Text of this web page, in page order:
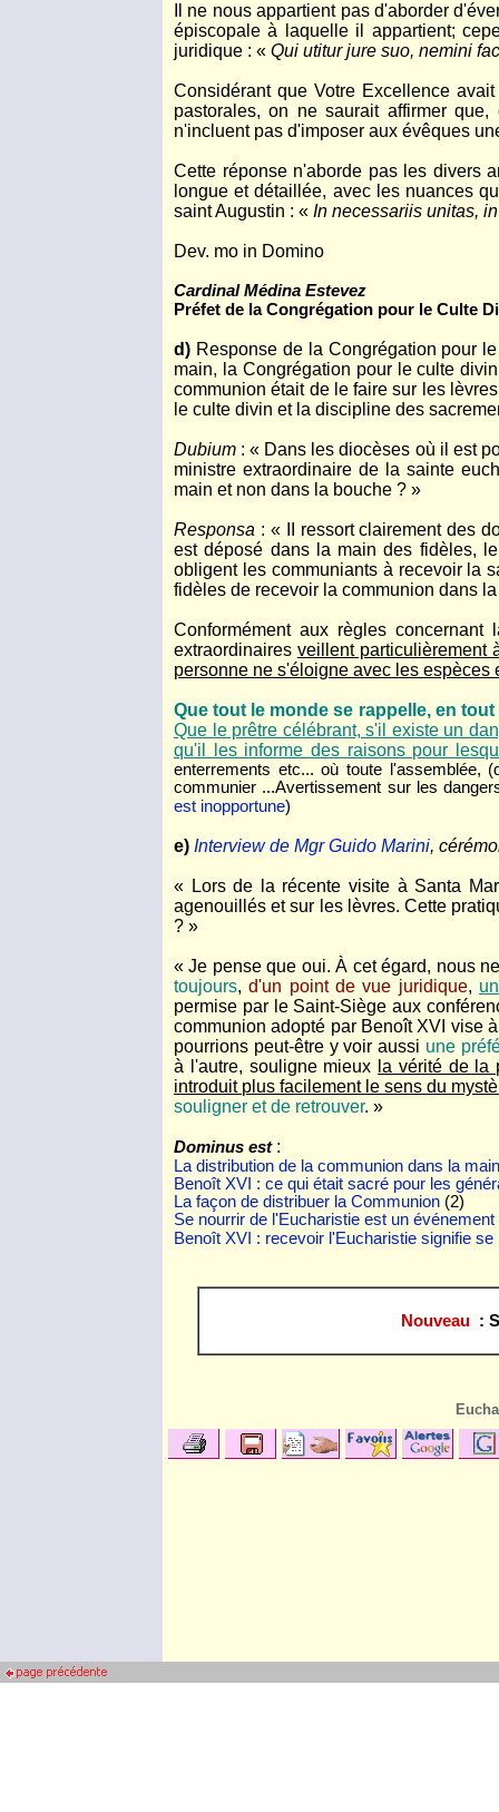
Il ne nous appartient pas d'aborder
épiscopale à laquelle il appartient;
juridique : « Qui utitur jure suo, nemini
Considérant que Votre Excellence
pastorales, on ne saurait affirmer
n'incluent pas d'imposer aux évêques
Cette réponse n'aborde pas les divers
longue et détaillée, avec les nuances
saint Augustin : « In necessariis unitas,
Dev. mo in Domino
Cardinal Médina Estevez
Préfet de la Congrégation pour le Culte
d) Response de la Congrégation pour
main, la Congrégation pour le culte
communion était de le faire sur les
le culte divin et la discipline des
Dubium : « Dans les diocèses où il est
ministre extraordinaire de la sainte
main et non dans la bouche ? »
Responsa : « II ressort clairement des
est déposé dans la main des fidèles,
obligent les communiants à recevoir la
fidèles de recevoir la communion dans
Conformément aux règles
extraordinaires veillent particulièrement
personne ne s'éloigne avec les espèces
Que tout le monde se rappelle, en
Que le prêtre célébrant, s'il existe un
qu'il les informe des raisons pour
enterrements etc... où toute l'assemblée,
communier ...Avertissement sur les
est inopportune)
e) Interview de Mgr Guido Marini,
« Lors de la récente visite à Santa
agenouillés et sur les lèvres. Cette
? »
« Je pense que oui. À cet égard, nous
toujours,d'un point de vue juridique,
permise par le Saint-Siège aux
communion adopté par Benoît XVI vise
pourrions peut-être y voir aussi une
à l'autre, souligne mieux la vérité de la
introduit plus facilement le sens du
souligner et de retrouver. »
Dominus est:
La distribution de la communion dans la
Benoît XVI : ce qui était sacré pour les
La façon de distribuer la Communion (2)
Se nourrir de l'Eucharistie est un
Benoît XVI : recevoir l'Eucharistie signifie
Nouveau :